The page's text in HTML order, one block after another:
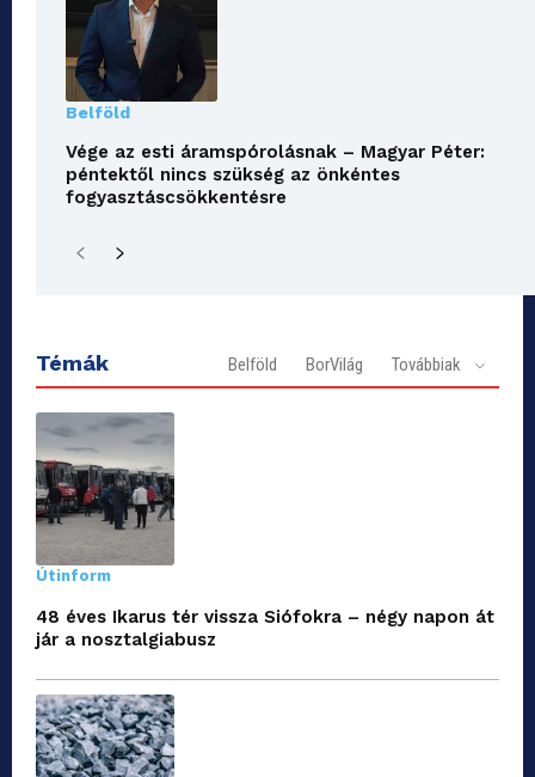
Belföld
Vége az esti áramspórolásnak – Magyar Péter:
péntektől nincs szükség az önkéntes
fogyasztáscsökkentésre
Témák Belföld BorVilág Továbbiak
Útinform
48 éves Ikarus tér vissza Siófokra – négy napon át
jár a nosztalgiabusz